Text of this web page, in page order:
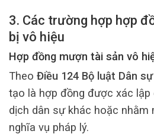
3. Các trường hợp hợp
bị vô hiệu
Hợp đồng mượn tài sản vô
Theo Điều 124 Bộ luật Dân
tạo là hợp đồng được xác
dịch dân sự khác hoặc nhằm
nghĩa vụ pháp lý.